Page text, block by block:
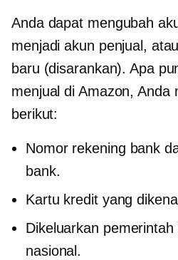
Anda dapat mengubah
menjadi akun penjual,
baru (disarankan). Apa
menjual di Amazon, Anda
berikut:
Nomor rekening bank
bank.
Kartu kredit yang
Dikeluarkan pemerintah
nasional.